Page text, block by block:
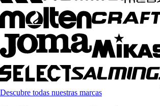
Descubre todas nuestras marcas